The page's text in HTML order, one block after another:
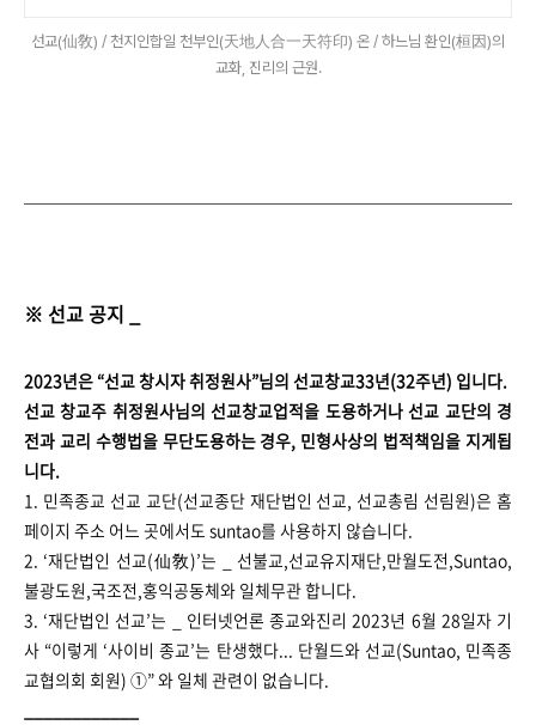
선교(仙敎) / 천지인합일 천부인(天地人合一天符印) 온 / 하느님 환인(桓因)의
교화, 진리의 근원.
※ 선교 공지 _
2023년은 “선교 창시자 취정원사”님의 선교창교33년(32주년) 입니다.
선교 창교주 취정원사님의 선교창교업적을 도용하거나 선교 교단의 경
전과 교리 수행법을 무단도용하는 경우, 민형사상의 법적책임을 지게됩
니다.
1. 민족종교 선교 교단(선교종단 재단법인 선교, 선교총림 선림원)은 홈
페이지 주소 어느 곳에서도 suntao를 사용하지 않습니다.
2. ‘재단법인 선교(仙敎)’는 _ 선불교,선교유지재단,만월도전,Suntao,
불광도원,국조전,홍익공동체와 일체무관 합니다.
3. ‘재단법인 선교’는 _ 인터넷언론 종교와진리 2023년 6월 28일자 기
사 “이렇게 ‘사이비 종교’는 탄생했다... 단월드와 선교(Suntao, 민족종
교협의회 회원) ①” 와 일체 관련이 없습니다.